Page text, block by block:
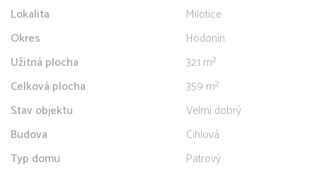
Lokalita
Milotice
Okres
Hodonín
Užitná plocha
321 m²
Celková plocha
359 m²
Stav objektu
Velmi dobrý
Budova
Cihlová
Typ domu
Patrový